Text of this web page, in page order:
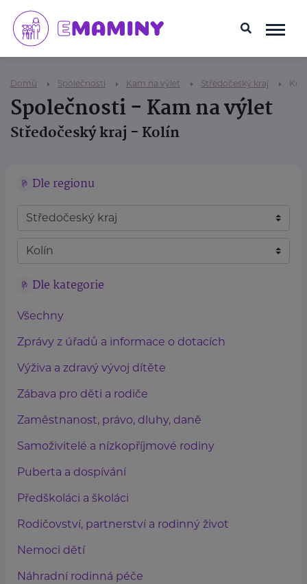
Domů Společnosti Kam na výlet Středočeský kraj
Společnosti - Kam na výlet
Středočeský kraj - Kolín
Dle regionu
Dle kategorie
Všechny
Zprávy z úřadů a informace o dotacích
Výživa a zdravý vývoj dítěte
Zábava pro děti a rodiče
Zaměstnanost, právo, dluhy, daně
Samoživitelé a nízkopříjmové rodiny
Puberta a dospívání
Předškoláci a školáci
Rodičovství, partnerství a rodinný život
Nemoci dětí
Náhradní rodinná péče